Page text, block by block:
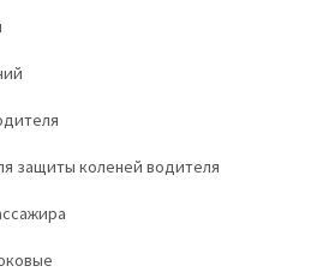
защиты коленей водителя